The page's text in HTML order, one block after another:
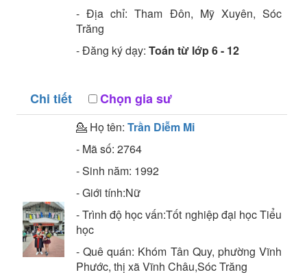
- Địa chỉ:Tham Đôn, Mỹ Xuyên, Sóc
Trăng
- Đăng ký dạy: Toán từ lớp 6 - 12
Chi tiết Chọn gia sư
💁 Họ tên: Trần Diễm Mi
- Mã số: 2764
- Sinh năm: 1992
- Giới tính:Nữ
- Trình độ học vấn:Tốt nghiệp đại họcTiểu
học
- Quê quán: Khóm Tân Quy, phường Vĩnh
Phước, thị xã Vĩnh Châu,Sóc Trăng